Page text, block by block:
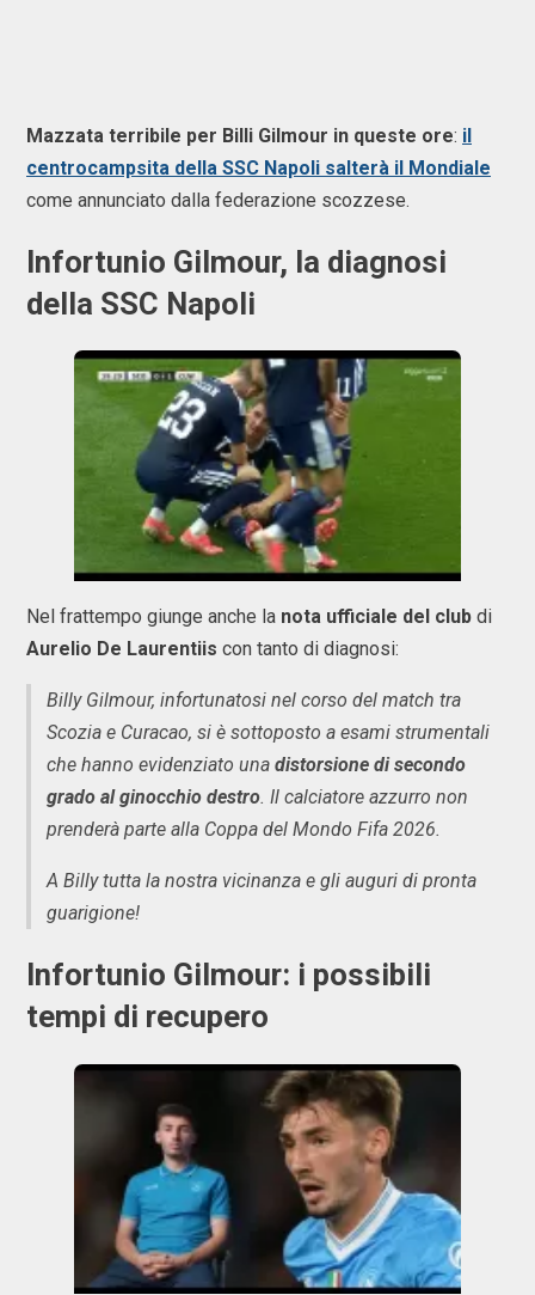
Mazzata terribile per Billi Gilmour in queste ore: il
centrocampsita della SSC Napoli salterà il Mondiale
come annunciato dalla federazione scozzese.
Infortunio Gilmour, la diagnosi
della SSC Napoli
Nel frattempo giunge anche la nota ufficiale del club di
Aurelio De Laurentiis con tanto di diagnosi:
Billy Gilmour, infortunatosi nel corso del match tra
Scozia e Curacao, si è sottoposto a esami strumentali
che hanno evidenziato una distorsione di secondo
grado al ginocchio destro. Il calciatore azzurro non
prenderà parte alla Coppa del Mondo Fifa 2026.
A Billy tutta la nostra vicinanza e gli auguri di pronta
guarigione!
Infortunio Gilmour: i possibili
tempi di recupero